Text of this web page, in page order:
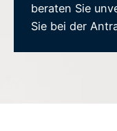
beraten Sie
Sie bei der